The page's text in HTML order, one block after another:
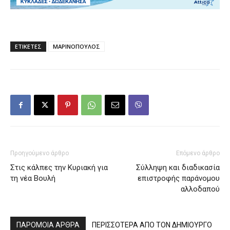
ΕΤΙΚΕΤΕΣ ΜΑΡΙΝΟΠΟΥΛΟΣ
Προηγούμενο άρθρο
Στις κάλπες την Κυριακή για
τη νέα Βουλή
Επόμενο άρθρο
Σύλληψη και διαδικασία
επιστροφής παράνομου
αλλοδαπού
ΠΑΡΟΜΟΙΑ ΑΡΘΡΑ ΠΕΡΙΣΣΟΤΕΡΑ ΑΠΟ ΤΟΝ ΔΗΜΙΟΥΡΓΟ